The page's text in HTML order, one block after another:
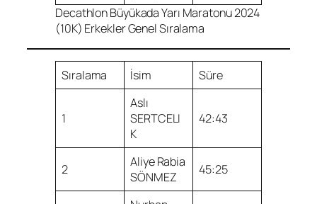
Decathlon Büyükada Yarı Maratonu 2024
(10K) Erkekler Genel Sıralama
Sıralama İsim Süre
1
Aslı
SERTCELI
K
42:43
2
Aliye Rabia
SÖNMEZ
45:25